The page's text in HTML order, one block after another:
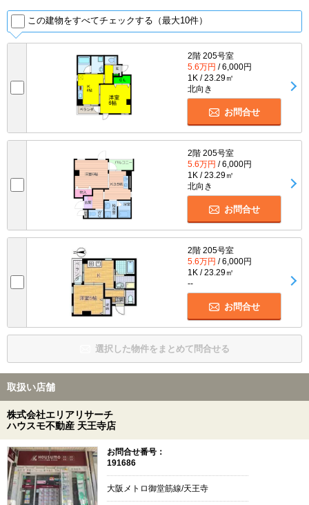
この建物をすべてチェックする（最大10件）
2階 205号室
5.6万円 / 6,000円
1K / 23.29㎡
北向き
お問合せ
2階 205号室
5.6万円 / 6,000円
1K / 23.29㎡
北向き
お問合せ
2階 205号室
5.6万円 / 6,000円
1K / 23.29㎡
--
お問合せ
選択した物件をまとめて問合せる
取扱い店舗
株式会社エリアリサーチ
ハウスモ不動産 天王寺店
お問合せ番号：
191686
大阪メトロ御堂筋線/天王寺